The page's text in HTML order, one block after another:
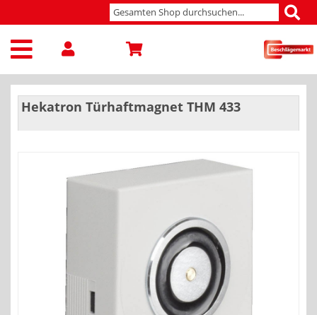
Hekatron Türhaftmagnet THM 433